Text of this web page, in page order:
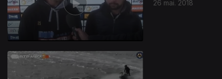
26 mai. 2018